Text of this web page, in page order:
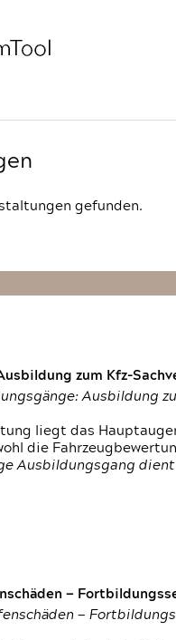
gefunden.
zum Kfz-
Ausbildung
liegt das
die
Ausbildungsgang
—
—